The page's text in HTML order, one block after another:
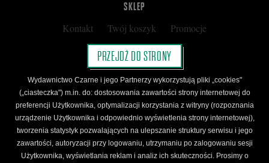
SKLEP
Kontakt Twój koszyk
Promocje
Kup kartę podarunkową
Nota prawna
Regulamin
Polityka prywatności
Regulamin Klubu Czarnego
Regulamin Karty Podarunkowej
ŚLEDŹ CZARNE
PRZEJDŹ DO STRONY
Wydawnictwo Czarne i jego Partnerzy wykorzystują pliki „cookies"
(„ciasteczka") m.in. do: dostosowania zawartości strony internetowej do
preferencji Użytkownika, optymalizacji korzystania z witryny (rozpoznania
urządzenie Użytkownika i odpowiednio wyświetlenia strony internetowej),
tworzenia statystyk pozwalających na ulepszanie struktury serwisu i jego
zawartości, autoryzacji przy logowaniu, utrzymaniu po zalogowaniu sesji
Użytkownika, wyświetlania reklam i analiz ich skuteczności. Prosimy o